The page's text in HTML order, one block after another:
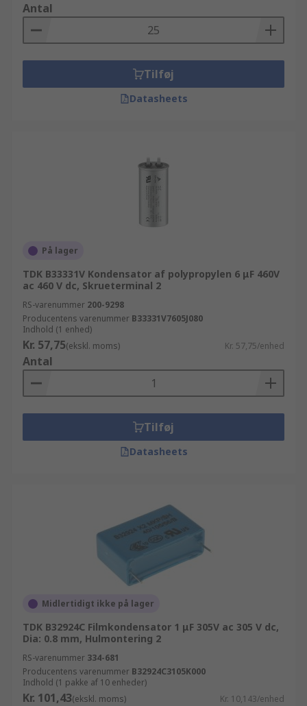
Antal
Tilføj
Datasheets
På lager
TDK B33331V Kondensator af polypropylen 6 μF 460V
ac 460 V dc, Skrueterminal 2
RS-varenummer 200-9298
Producentens varenummer B33331V7605J080
Indhold (1 enhed)
Kr. 57,75(ekskl. moms) Kr. 57,75/enhed
Antal
Tilføj
Datasheets
Midlertidigt ikke på lager
TDK B32924C Filmkondensator 1 μF 305V ac 305 V dc,
Dia: 0.8 mm, Hulmontering 2
RS-varenummer 334-681
Producentens varenummer B32924C3105K000
Indhold (1 pakke af 10 enheder)
Kr. 101,43(ekskl. moms) Kr. 10,143/enhed